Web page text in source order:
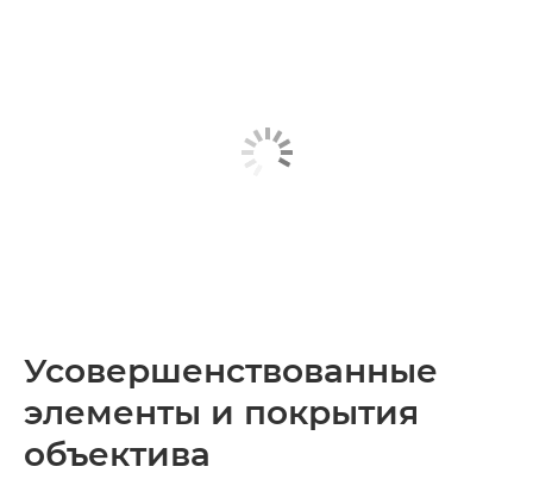
Усовершенствованные
элементы и покрытия
объектива